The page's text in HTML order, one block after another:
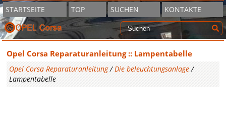
STARTSEITE TOP SUCHEN KONTAKTE
Opel Corsa Reparaturanleitung :: Lampentabelle
Opel Corsa Reparaturanleitung/Die beleuchtungsanlage /
Lampentabelle